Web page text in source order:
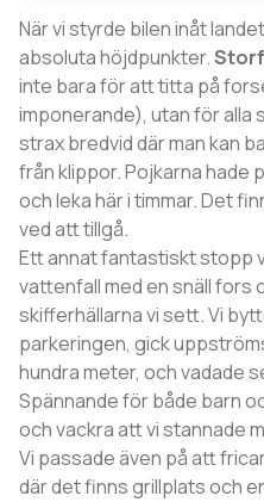
När vi styrde bilen inåt
absoluta höjdpunkter.
inte bara för att titta på
imponerande), utan för
strax bredvid där man kan
från klippor. Pojkarna
och leka här i timmar. Det
ved att tillgå.
Ett annat fantastiskt stopp
vattenfall med en snäll fors
skifferhällarna vi sett. Vi
parkeringen, gick
hundra meter, och vadade
Spännande för både barn
och vackra att vi stannade
Vi passade även på att
där det finns grillplats och